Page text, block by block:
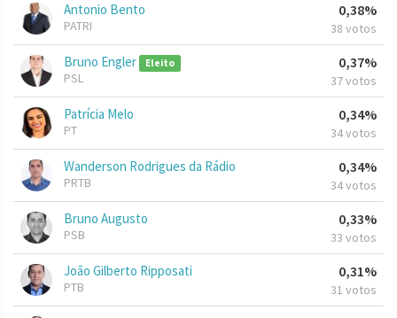
Antonio Bento
PATRI
0,38%
38 votos
Bruno Engler Eleito
PSL
0,37%
37 votos
Patrícia Melo
PT
0,34%
34 votos
Wanderson Rodrigues da Rádio
PRTB
0,34%
34 votos
Bruno Augusto
PSB
0,33%
33 votos
João Gilberto Ripposati
PTB
0,31%
31 votos